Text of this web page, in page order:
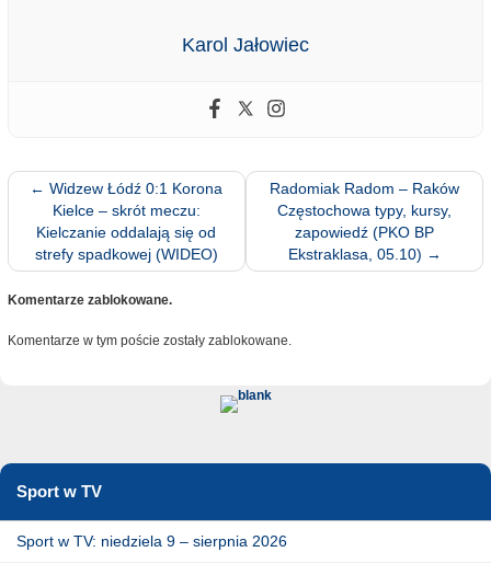
Karol Jałowiec
← Widzew Łódź 0:1 Korona
Kielce – skrót meczu:
Kielczanie oddalają się od
strefy spadkowej (WIDEO)
Radomiak Radom – Raków
Częstochowa typy, kursy,
zapowiedź (PKO BP
Ekstraklasa, 05.10) →
Komentarze zablokowane.
Komentarze w tym poście zostały zablokowane.
Sport w TV
Sport w TV: niedziela 9 – sierpnia 2026